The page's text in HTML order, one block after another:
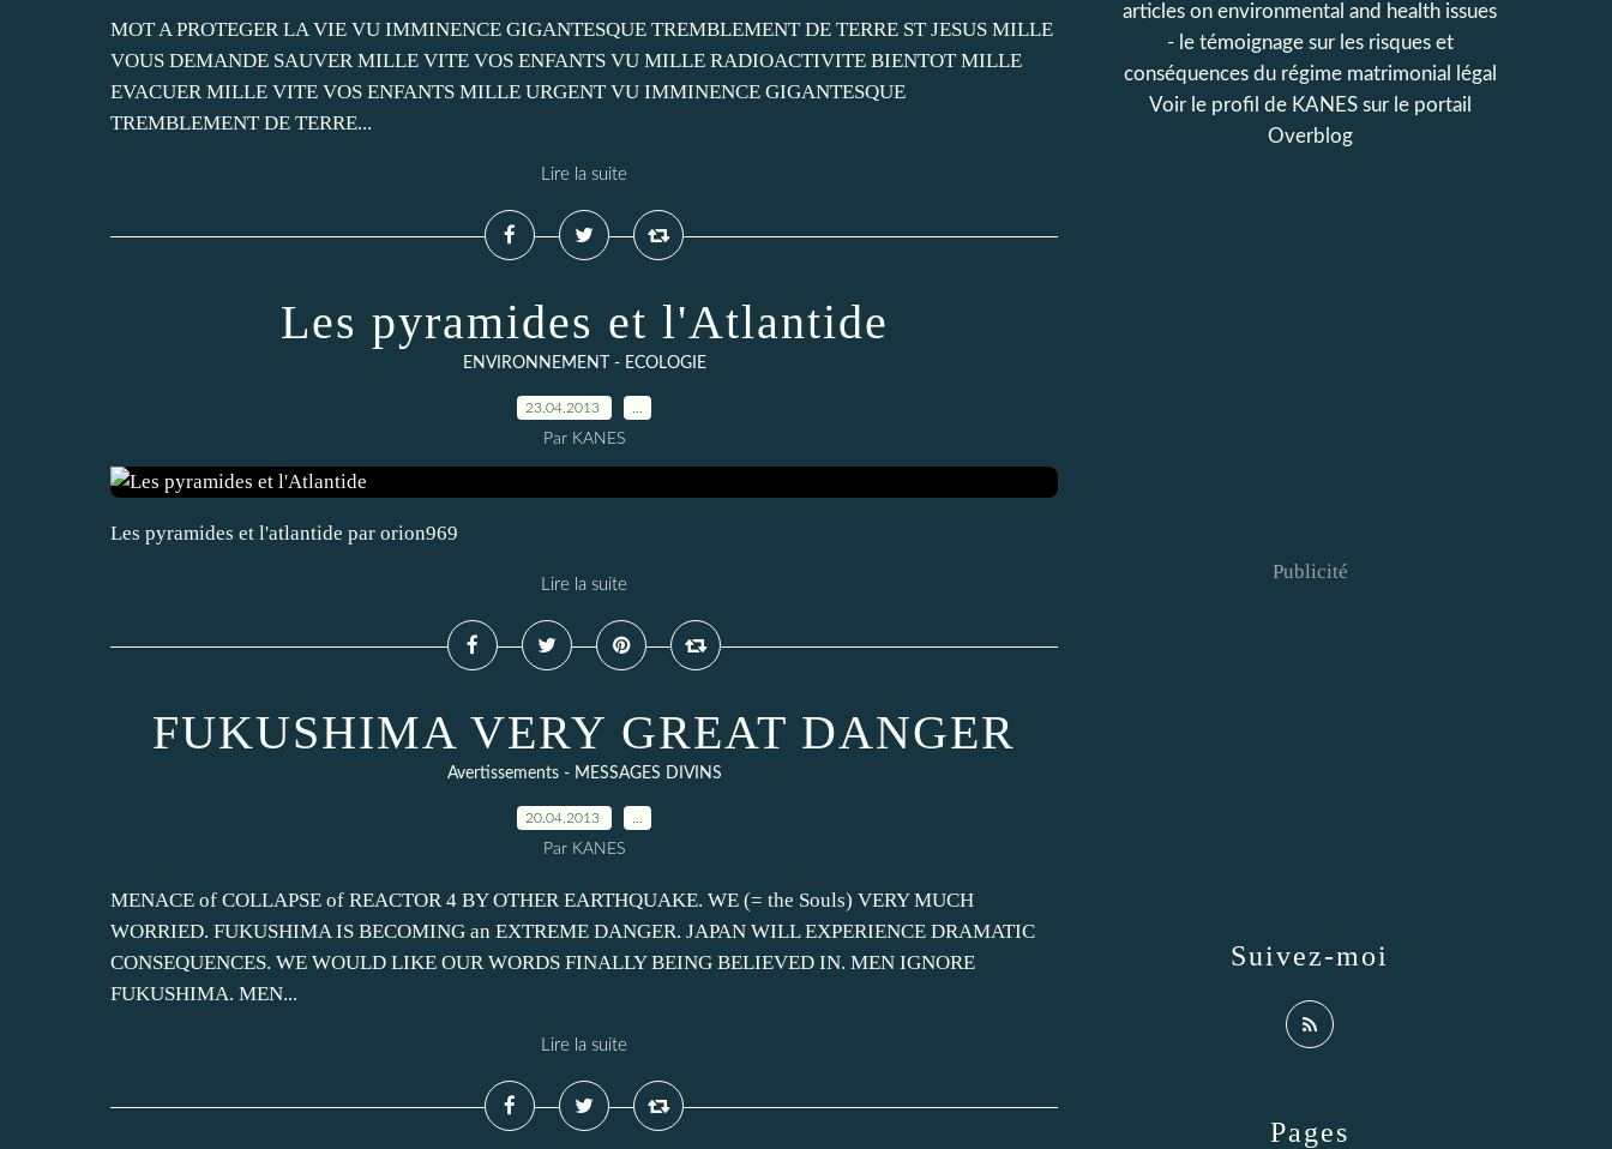
MOT A PROTEGER LA VIE VU IMMINENCE GIGANTESQUE TREMBLEMENT DE TERRE ST JESUS MILLE
VOUS DEMANDE SAUVER MILLE VITE VOS ENFANTS VU MILLE RADIOACTIVITE BIENTOT MILLE
EVACUER MILLE VITE VOS ENFANTS MILLE URGENT VU IMMINENCE GIGANTESQUE
TREMBLEMENT DE TERRE...
Lire la suite
Les pyramides et l'Atlantide
ENVIRONNEMENT - ECOLOGIE
23.04.2013
Par KANES
Les pyramides et l'atlantide par orion969
Lire la suite
FUKUSHIMA VERY GREAT DANGER
Avertissements - MESSAGES DIVINS
20.04.2013
Par KANES
MENACE of COLLAPSE of REACTOR 4 BY OTHER EARTHQUAKE. WE (= the Souls) VERY MUCH
WORRIED. FUKUSHIMA IS BECOMING an EXTREME DANGER. JAPAN WILL EXPERIENCE DRAMATIC
CONSEQUENCES. WE WOULD LIKE OUR WORDS FINALLY BEING BELIEVED IN. MEN IGNORE
FUKUSHIMA. MEN...
Lire la suite
Pages
articles on environmental and health issues
- le témoignage sur les risques et
conséquences du régime matrimonial légal
Voir le profil de KANESsur le portail
Overblog
Suivez-moi
Publicité